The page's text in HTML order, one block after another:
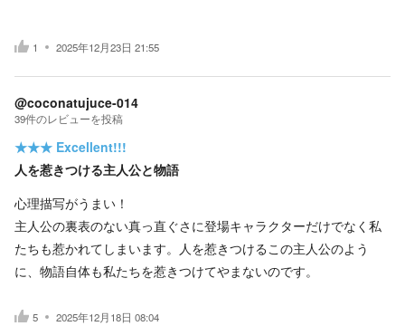
1 2025年12月23日 21:55
@coconatujuce-014
39件のレビューを投稿
★★★ Excellent!!!
人を惹きつける主人公と物語
心理描写がうまい！
主人公の裏表のない真っ直ぐさに登場キャラクターだけでなく私
たちも惹かれてしまいます。人を惹きつけるこの主人公のよう
に、物語自体も私たちを惹きつけてやまないのです。
5 2025年12月18日 08:04